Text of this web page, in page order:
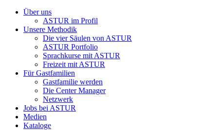
Über uns
ASTUR im Profil
Unsere Methodik
Die vier Säulen von ASTUR
ASTUR Portfolio
Sprachkurse mit ASTUR
Freizeit mit ASTUR
Für Gastfamilien
Gastfamilie werden
Die Center Manager
Netzwerk
Jobs bei ASTUR
Medien
Kataloge